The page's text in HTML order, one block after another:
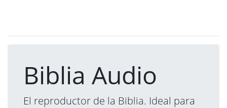
Biblia Audio
El reproductor de la Biblia. Ideal para